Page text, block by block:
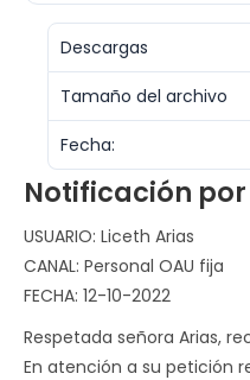
Descargas
Tamaño del archivo
Fecha:
Notificación por
USUARIO: Liceth Arias
CANAL: Personal OAU fija
FECHA: 12-10-2022
Respetada señora Arias,
En atención a su petición